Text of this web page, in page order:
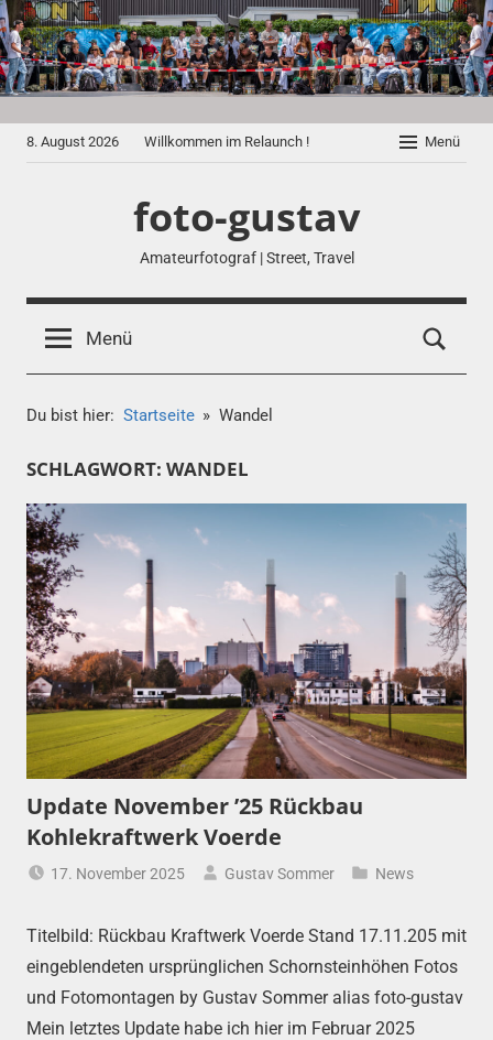
Zum
Inhalt
springen
8. August 2026 Willkommen im Relaunch ! Menü
foto-gustav
Amateurfotograf | Street, Travel
Menü
Du bist hier: Startseite Wandel
SCHLAGWORT: WANDEL
Update November ’25 Rückbau
Kohlekraftwerk Voerde
17. November 2025 Gustav Sommer News
Titelbild: Rückbau Kraftwerk Voerde Stand 17.11.205 mit
eingeblendeten ursprünglichen Schornsteinhöhen Fotos
und Fotomontagen by Gustav Sommer alias foto-gustav
Mein letztes Update habe ich hier im Februar 2025